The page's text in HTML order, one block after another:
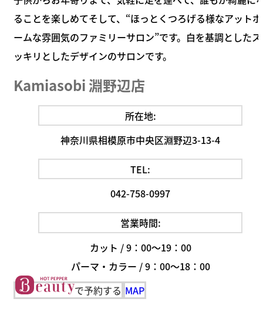
ることを楽しめてそして、“ほっとくつろげる様なアットホ
ームな雰囲気のファミリーサロン”です。白を基調としたス
ッキリとしたデザインのサロンです。
Kamiasobi 淵野辺店
所在地:
神奈川県相模原市中央区淵野辺3-13-4
TEL:
042-758-0997
営業時間:
カット / 9：00～19：00
パーマ・カラー / 9：00～18：00
で予約する MAP